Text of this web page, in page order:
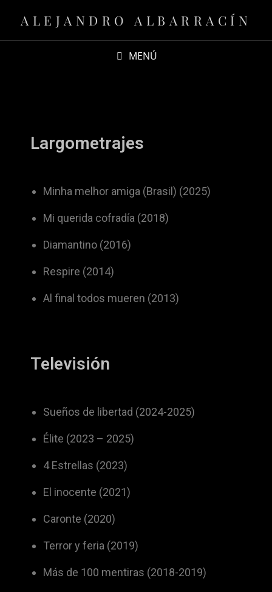
ALEJANDRO ALBARRACÍN
MENÚ
Largometrajes
Minha melhor amiga (Brasil) (2025)
Mi querida cofradía (2018)
Diamantino (2016)
Respire (2014)
Al final todos mueren (2013)
Televisión
Sueños de libertad (2024-2025)
Élite (2023 – 2025)
4 Estrellas (2023)
El inocente (2021)
Caronte (2020)
Terror y feria (2019)
Más de 100 mentiras (2018-2019)